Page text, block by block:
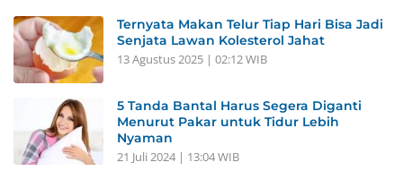
Ternyata Makan Telur Tiap Hari Bisa Jadi
Senjata Lawan Kolesterol Jahat
13 Agustus 2025 | 02:12 WIB
5 Tanda Bantal Harus Segera Diganti
Menurut Pakar untuk Tidur Lebih
Nyaman
21 Juli 2024 | 13:04 WIB